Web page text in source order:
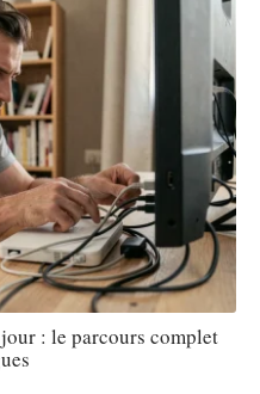
: le parcours complet